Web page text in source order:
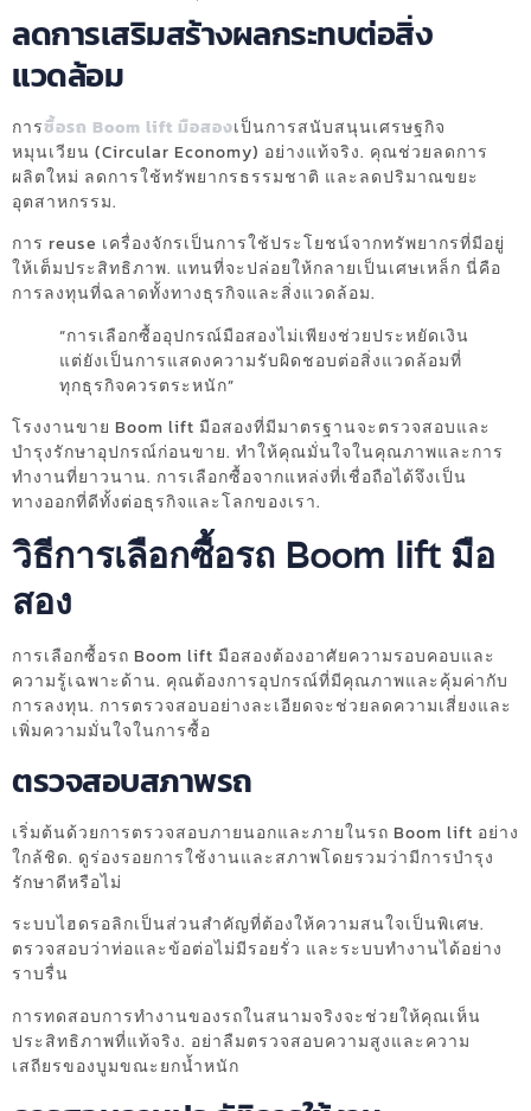
ลดการเสริมสร้างผลกระทบต่อสิ่ง
แวดล้อม
การซื้อรถ Boom lift มือสองเป็นการสนับสนุนเศรษฐกิจ
หมุนเวียน (Circular Economy) อย่างแท้จริง. คุณช่วยลดการ
ผลิตใหม่ ลดการใช้ทรัพยากรธรรมชาติ และลดปริมาณขยะ
อุตสาหกรรม.
การ reuse เครื่องจักรเป็นการใช้ประโยชน์จากทรัพยากรที่มีอยู่
ให้เต็มประสิทธิภาพ. แทนที่จะปล่อยให้กลายเป็นเศษเหล็ก นี่คือ
การลงทุนที่ฉลาดทั้งทางธุรกิจและสิ่งแวดล้อม.
“การเลือกซื้ออุปกรณ์มือสองไม่เพียงช่วยประหยัดเงิน
แต่ยังเป็นการแสดงความรับผิดชอบต่อสิ่งแวดล้อมที่
ทุกธุรกิจควรตระหนัก”
โรงงานขาย Boom lift มือสองที่มีมาตรฐานจะตรวจสอบและ
บำรุงรักษาอุปกรณ์ก่อนขาย. ทำให้คุณมั่นใจในคุณภาพและการ
ทำงานที่ยาวนาน. การเลือกซื้อจากแหล่งที่เชื่อถือได้จึงเป็น
ทางออกที่ดีทั้งต่อธุรกิจและโลกของเรา.
วิธีการเลือกซื้อรถ Boom lift มือ
สอง
การเลือกซื้อรถ Boom lift มือสองต้องอาศัยความรอบคอบและ
ความรู้เฉพาะด้าน. คุณต้องการอุปกรณ์ที่มีคุณภาพและคุ้มค่ากับ
การลงทุน. การตรวจสอบอย่างละเอียดจะช่วยลดความเสี่ยงและ
เพิ่มความมั่นใจในการซื้อ
ตรวจสอบสภาพรถ
เริ่มต้นด้วยการตรวจสอบภายนอกและภายในรถ Boom lift อย่าง
ใกล้ชิด. ดูร่องรอยการใช้งานและสภาพโดยรวมว่ามีการบำรุง
รักษาดีหรือไม่
ระบบไฮดรอลิกเป็นส่วนสำคัญที่ต้องให้ความสนใจเป็นพิเศษ.
ตรวจสอบว่าท่อและข้อต่อไม่มีรอยรั่ว และระบบทำงานได้อย่าง
ราบรื่น
การทดสอบการทำงานของรถในสนามจริงจะช่วยให้คุณเห็น
ประสิทธิภาพที่แท้จริง. อย่าลืมตรวจสอบความสูงและความ
เสถียรของบูมขณะยกน้ำหนัก